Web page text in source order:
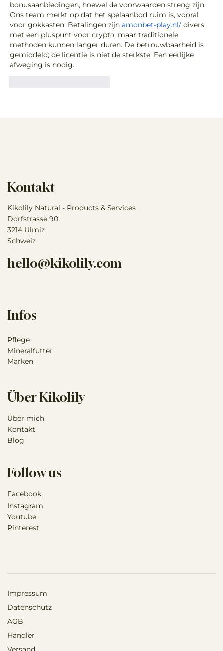
bonusaanbiedingen, hoewel de voorwaarden streng zijn.
Ons team merkt op dat het spelaanbod ruim is, vooral
voor gokkasten. Betalingen zijn amonbet-play.nl/ divers
met een pluspunt voor crypto, maar traditionele
methoden kunnen langer duren. De betrouwbaarheid is
gemiddeld; de licentie is niet de sterkste. Een eerlijke
afweging is nodig.
Impressum
Datenschutz
AGB
Händler
Versand
Kontakt
Kikolily Natural - Products & Services
Dorfstrasse 90
3214 Ulmiz
Schweiz
hello@kikolily.com
Follow us
Facebook
Instagram
Youtube
Pinterest
Infos
Pflege
Mineralfutter
Marken
Über Kikolily
Über mich
Kontakt
Blog